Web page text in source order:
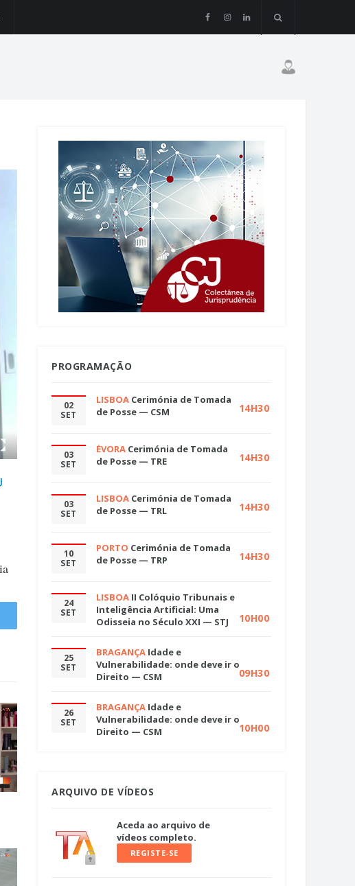
PROGRAMAÇÃO
02
SET
LISBOA Cerimónia de Tomada
de Posse — CSM
14H30
03
SET
ÉVORA Cerimónia de Tomada
de Posse — TRE
14H30
03
SET
LISBOA Cerimónia de Tomada
de Posse — TRL
14H30
10
SET
PORTO Cerimónia de Tomada
de Posse — TRP
14H30
24
SET
LISBOA II Colóquio Tribunais e
Inteligência Artificial: Uma
Odisseia no Século XXI — STJ
10H00
25
SET
BRAGANÇA Idade e
Vulnerabilidade: onde deve ir o
Direito — CSM
09H30
26
SET
BRAGANÇA Idade e
Vulnerabilidade: onde deve ir o
Direito — CSM
10H00
ARQUIVO DE VÍDEOS
Aceda ao arquivo de
vídeos completo.
REGISTE-SE